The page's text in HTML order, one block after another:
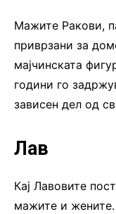
Мажите Ракови,
приврзани за
мајчинската
години го
зависен дел од
Лав
Кај Лавовите
мажите и жените.